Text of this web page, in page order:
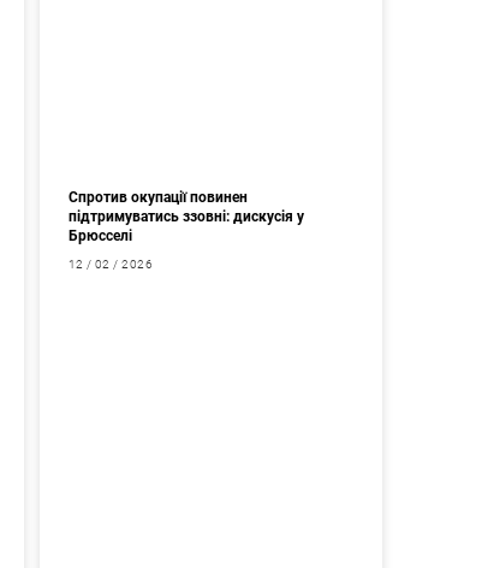
Спротив окупації повинен
підтримуватись ззовні: дискусія у
Брюсселі
12 / 02 / 2026